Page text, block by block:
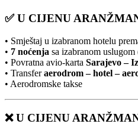
✅ U CIJENU
• Smještaj u izabranom hotelu
• 7 noćenja sa izabranom
• Povratna avio-karta Sarajevo –
• Transferaerodrom – hotel –
• Aerodromske takse
❌ U CIJENU